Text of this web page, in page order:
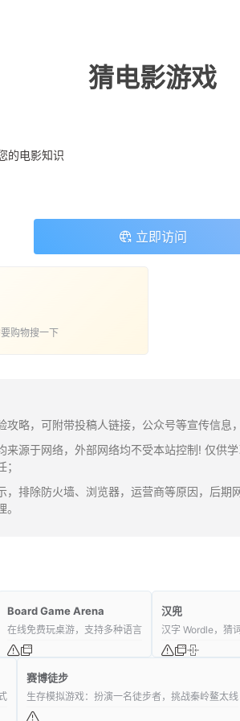
猜电影游戏
的电影知识
立即访问
购物搜一下
攻略，可附带投稿人链接，公众号等宣传信
来源于网络，外部网络均不受本站控制! 仅供
，排除防火墙、浏览器，运营商等原因，后期
Board Game Arena
在线免费玩桌游，支持多种语言
汉兜
汉字 Wordle，猜
赛博徒步
生存模拟游戏：扮演一名徒步者，挑战秦岭鳌太线